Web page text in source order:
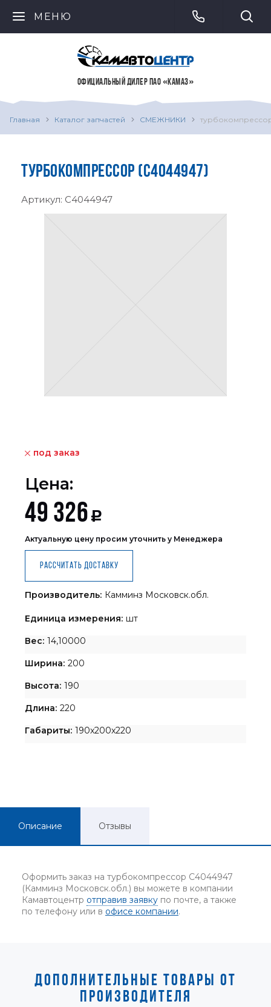
МЕНЮ
ОФИЦИАЛЬНЫЙ ДИЛЕР ПАО «КАМАЗ»
Главная Каталог запчастей СМЕЖНИКИ
ТУРБОКОМПРЕССОР (C4044947)
Артикул: C4044947
под заказ
Цена:
49 326 Р
Актуальную цену просим уточнить у Менеджера
Рассчитать доставку
Производитель: Камминз Московск.обл.
Единица измерения: шт
Вес: 14,10000
Ширина: 200
Высота: 190
Длина: 220
Габариты: 190x200x220
Описание Отзывы
Оформить заказ на турбокомпрессор C4044947
(Камминз Московск.обл.) вы можете в компании
Камавтоцентр отправив заявку по почте, а также
по телефону или в офисе компании.
ДОПОЛНИТЕЛЬНЫЕ ТОВАРЫ ОТ
ПРОИЗВОДИТЕЛЯ